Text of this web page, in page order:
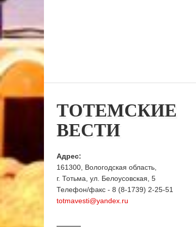
ТОТЕМСКИЕ
ВЕСТИ
Адрес:
161300, Вологодская область,
г. Тотьма, ул. Белоусовская, 5
Телефон/факс - 8 (8-1739) 2-25-51
totmavesti@yandex.ru